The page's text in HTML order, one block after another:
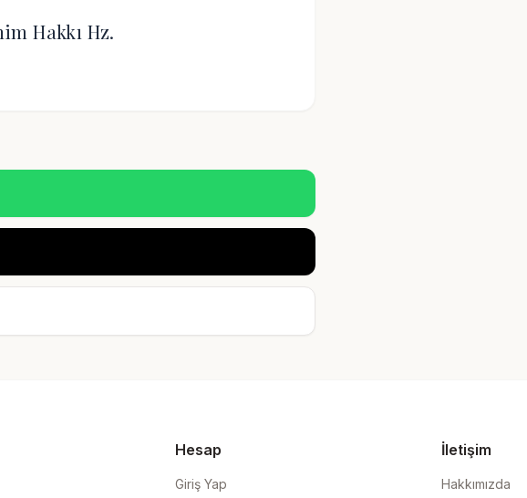
Hakkı Hz.
Hesap
Giriş Yap
İletişim
Hakkımızda